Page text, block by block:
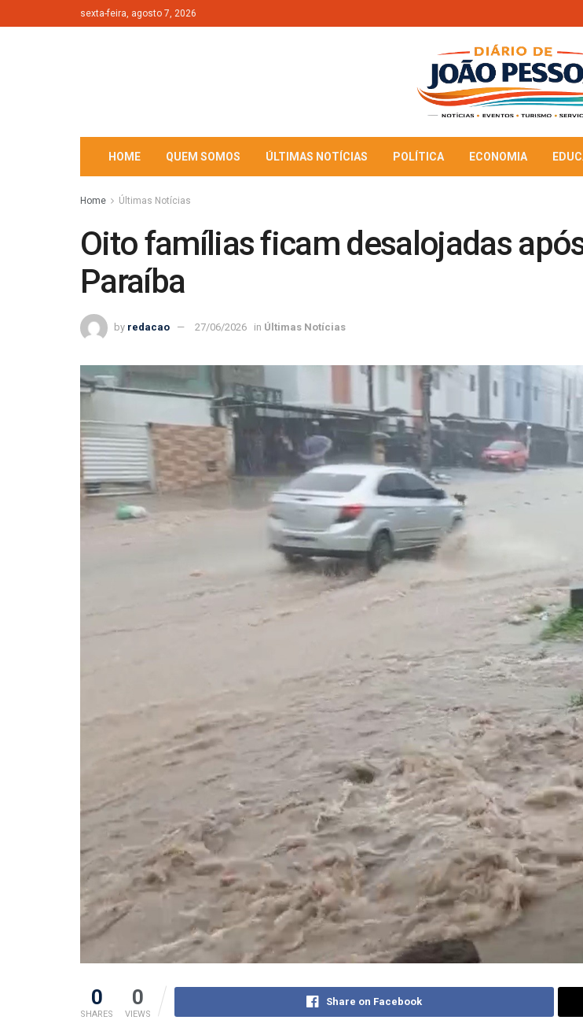
sexta-feira, agosto 7, 2026
HOME QUEM SOMOS ÚLTIMAS NOTÍCIAS POLÍTICA ECONOMIA
Home Últimas Notícias
Oito famílias ficam desalojadas
Paraíba
by redacao 27/06/2026 in Últimas Notícias
0
SHARES
0
VIEWS
Share on Facebook